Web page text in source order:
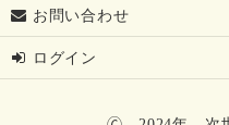
お問い合わせ
ログイン